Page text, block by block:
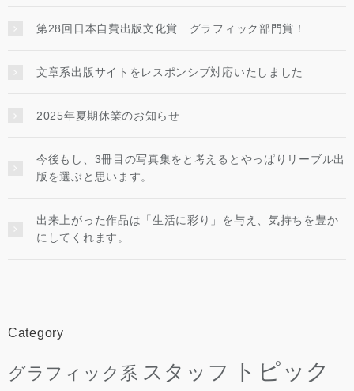
第28回日本自費出版文化賞 グラフィック部門賞！
文章系出版サイトをレスポンシブ対応いたしました
2025年夏期休業のお知らせ
今後もし、3冊目の写真集をと考えるとやっぱりリーブル出
版を選ぶと思います。
出来上がった作品は「生活に彩り」を与え、気持ちを豊か
にしてくれます。
Category
グラフィック系 スタッフ
トピック